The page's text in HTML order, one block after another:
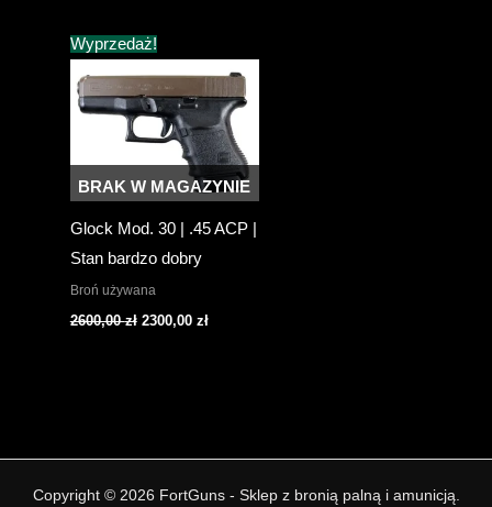
Wyprzedaż!
BRAK W MAGAZYNIE
Glock Mod. 30 | .45 ACP |
Stan bardzo dobry
Broń używana
2600,00zł Pierwotna
2300,00 złAktualna
Copyright © 2026 FortGuns - Sklep z bronią palną i amunicją.